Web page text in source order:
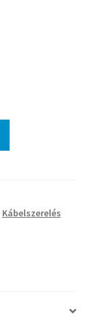
Kábelszerelés